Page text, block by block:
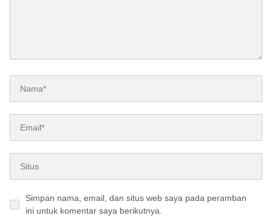
Simpan nama, email, dan situs web saya pada peramban
ini untuk komentar saya berikutnya.